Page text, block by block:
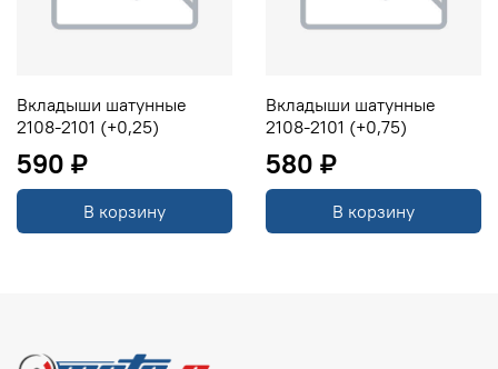
Вкладыши шатунные
2108-2101 (+0,25)
590 ₽
В корзину
Вкладыши шатунные
2108-2101 (+0,75)
580 ₽
В корзину